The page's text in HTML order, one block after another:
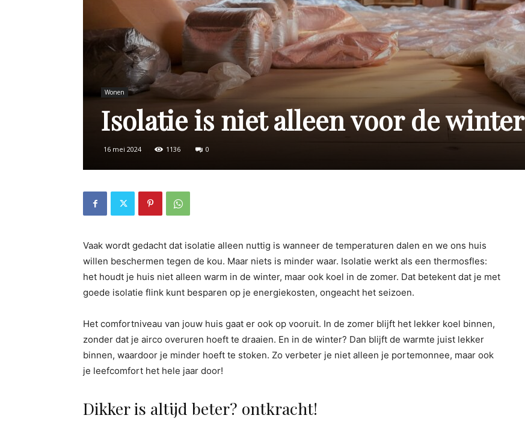
Wonen
Isolatie is niet alleen voor de winter
16 mei 2024 1136 0
Vaak wordt gedacht dat isolatie alleen nuttig is wanneer de temperaturen dalen en we ons huis
willen beschermen tegen de kou. Maar niets is minder waar. Isolatie werkt als een thermosfles:
het houdt je huis niet alleen warm in de winter, maar ook koel in de zomer. Dat betekent dat je met
goede isolatie flink kunt besparen op je energiekosten, ongeacht het seizoen.
Het comfortniveau van jouw huis gaat er ook op vooruit. In de zomer blijft het lekker koel binnen,
zonder dat je airco overuren hoeft te draaien. En in de winter? Dan blijft de warmte juist lekker
binnen, waardoor je minder hoeft te stoken. Zo verbeter je niet alleen je portemonnee, maar ook
je leefcomfort het hele jaar door!
Dikker is altijd beter? ontkracht!